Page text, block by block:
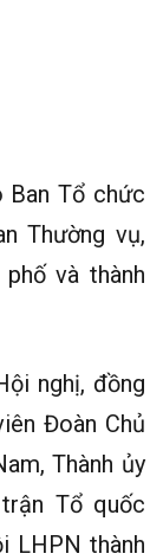
Ban Tổ chức
Thường vụ,
và thành
nghị, đồng
Đoàn Chủ
Thành ủy
Tổ quốc
LHPN thành